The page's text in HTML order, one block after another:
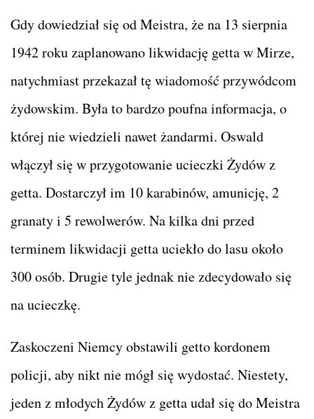
Gdy dowiedział się od Meistra, że na 13 sierpnia
1942 roku zaplanowano likwidację getta w Mirze,
natychmiast przekazał tę wiadomość przywódcom
żydowskim. Była to bardzo poufna informacja, o
której nie wiedzieli nawet żandarmi. Oswald
włączył się w przygotowanie ucieczki Żydów z
getta. Dostarczył im 10 karabinów, amunicję, 2
granaty i 5 rewolwerów. Na kilka dni przed
terminem likwidacji getta uciekło do lasu około
300 osób. Drugie tyle jednak nie zdecydowało się
na ucieczkę.
Zaskoczeni Niemcy obstawili getto kordonem
policji, aby nikt nie mógł się wydostać. Niestety,
jeden z młodych Żydów z getta udał się do Meistra